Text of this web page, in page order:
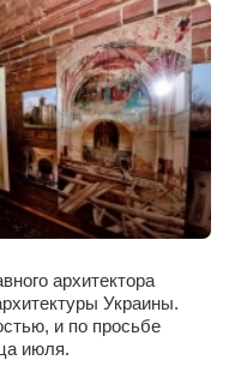
архитектора
Украины.
и по просьбе
июля.